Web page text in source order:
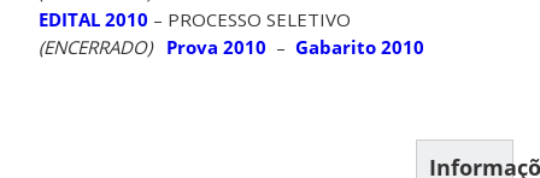
EDITAL 2010 – PROCESSO SELETIVO
(ENCERRADO) Prova 2010 –Gabarito 2010